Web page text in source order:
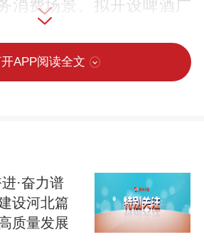
消费场景、拟开设啤酒广
关活动等夜间消费场景和
单，为市民和游客的夜生
的选择。
非遗巡游展演活动，万象
推出石家庄首届汉堡节及
让市民尽享“非遗+美食+社
式体验。
APP阅读全文
·奋力谱
设河北篇
质量发展